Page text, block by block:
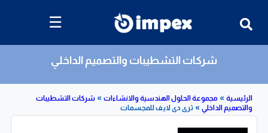
☰
شركات التشطيبات والتصميم الداخلي
»
مجموعة الحلول الهندسية والانشاءات
»
شركات التشطيبات
الداخلي
»
ثرى دى لايف للمجسمات